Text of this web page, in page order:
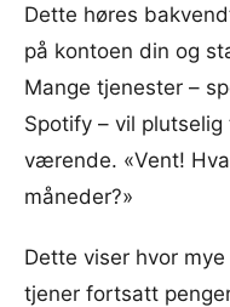
Dette høres
på kontoen din og
Mange tjenester –
Spotify – vil
værende. «Vent!
måneder?»
Dette viser hvor
tjener fortsatt